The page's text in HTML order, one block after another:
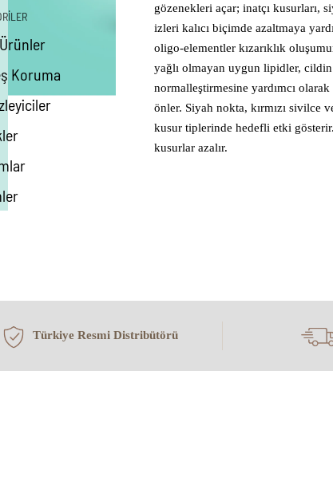
Koruma
gözenekleri açar; inatçı kusurları,
izleri kalıcı biçimde azaltmaya
oligo-elementler kızarıklık
yağlı olmayan uygun lipidler,
normalleştirmesine yardımcı olarak
önler. Siyah nokta, kırmızı sivilce
kusur tiplerinde hedefli etki
kusurlar azalır.
Türkiye Resmi Distribütörü